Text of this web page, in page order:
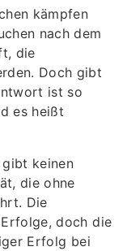
kämpfen
nach dem
die
Doch gibt
ist so
es heißt
gibt keinen
die ohne
Die
doch die
Erfolg bei